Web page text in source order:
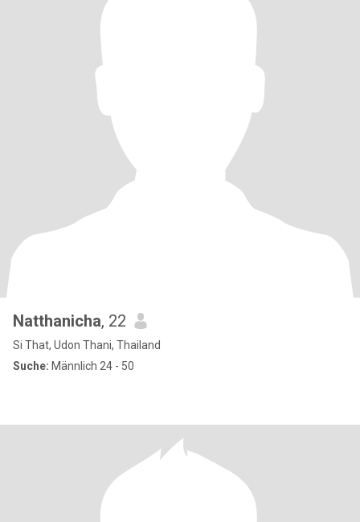
Natthanicha, 22
Si That, Udon Thani, Thailand
Suche: Männlich 24 - 50